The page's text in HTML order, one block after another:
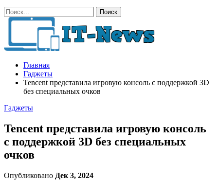
Главная
Гаджеты
Tencent представила игровую консоль с поддержкой 3D
без специальных очков
Гаджеты
Tencent представила игровую консоль
с поддержкой 3D без специальных
очков
Опубликовано Дек 3, 2024